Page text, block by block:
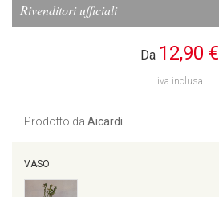
Rivenditori ufficiali
Da 12,90 €
iva inclusa
Prodotto da Aicardi
VASO